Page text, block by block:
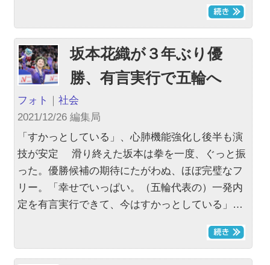
坂本花織が３年ぶり優
勝、有言実行で五輪へ
フォト ｜社会
2021/12/26 編集局
「すかっとしている」、心肺機能強化し後半も演
技が安定 滑り終えた坂本は拳を一度、ぐっと振
った。優勝候補の期待にたがわぬ、ほぼ完璧なフ
リー。「幸せでいっぱい。（五輪代表の）一発内
定を有言実行できて、今はすかっとしている」…